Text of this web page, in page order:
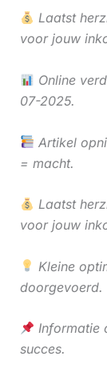
Laatst
voor jouw
Online
07-2025.
Artikel
= macht.
Laatst
voor jouw
Kleine
doorgevoerd.
Informatie
succes.